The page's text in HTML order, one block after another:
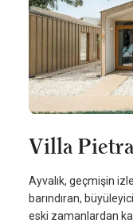
Villa
Ayvalık, geçmişin
barındıran,
eski zamanlardan